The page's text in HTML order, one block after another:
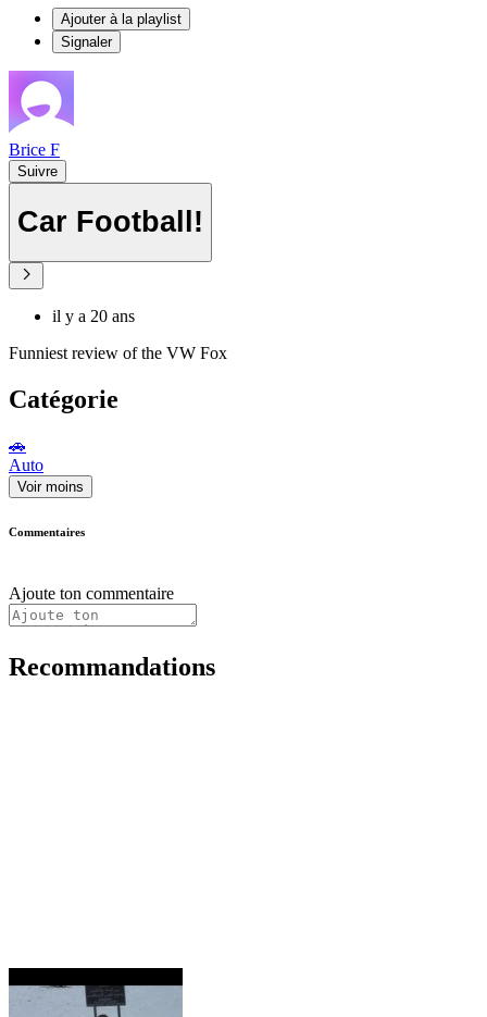
Ajouter à la playlist
Signaler
Brice F
Suivre
Car Football!
il y a 20 ans
Funniest review of the VW Fox
Catégorie
🚗
Auto
Voir moins
Commentaires
Ajoute ton commentaire
Recommandations